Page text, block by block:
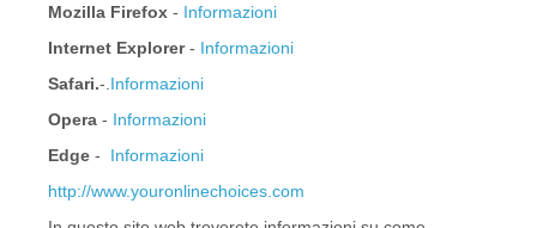
Mozilla Firefox - Informazioni
Internet Explorer- Informazioni
Safari.-. Informazioni
Opera - Informazioni
Edge - Informazioni
http://www.youronlinechoices.com